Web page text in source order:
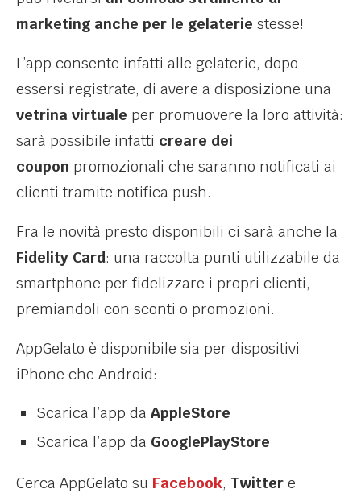
marketing anche per le gelaterie stesse!
L’app consente infatti alle gelaterie, dopo
essersi registrate, di avere a disposizione una
vetrina virtuale per promuovere la loro attività:
sarà possibile infatti creare dei
coupon promozionali che saranno notificati ai
clienti tramite notifica push.
Fra le novità presto disponibili ci sarà anche la
Fidelity Card: una raccolta punti utilizzabile da
smartphone per fidelizzare i propri clienti,
premiandoli con sconti o promozioni.
AppGelato è disponibile sia per dispositivi
iPhone che Android:
Scarica l’app da AppleStore
Scarica l’app da GooglePlayStore
Cerca AppGelato su Facebook, Twitter e